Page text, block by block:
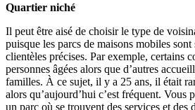
Quartier niché
Il peut être aisé de choisir le type de
puisque les parcs de maisons mobiles
clientèles précises. Par exemple, certains
personnes âgées alors que d’autres
familles. À ce sujet, il y a 25 ans, il était
alors qu’aujourd’hui c’est fréquent. Vous
un parc où se trouvent des services et des